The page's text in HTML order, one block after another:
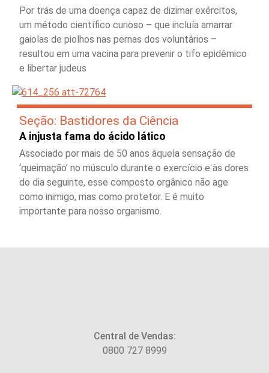
Por trás de uma doença capaz de dizimar exércitos,
um método científico curioso – que incluía amarrar
gaiolas de piolhos nas pernas dos voluntários –
resultou em uma vacina para prevenir o tifo epidêmico
e libertar judeus
Seção: Bastidores da Ciência
A injusta fama do ácido lático
Associado por mais de 50 anos àquela sensação de
‘queimação’ no músculo durante o exercício e às dores
do dia seguinte, esse composto orgânico não age
como inimigo, mas como protetor. E é muito
importante para nosso organismo.
Central de Vendas:
0800 727 8999